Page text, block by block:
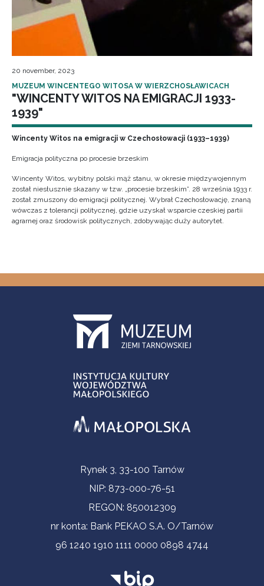
20 november, 2023
MUZEUM WINCENTEGO WITOSA W WIERZCHOSŁAWICACH
"WINCENTY WITOS NA EMIGRACJI 1933-
1939"
Wincenty Witos na emigracji w Czechosłowacji (1933–1939)
Emigracja polityczna po procesie brzeskim
Wincenty Witos, wybitny polski mąż stanu, w okresie międzywojennym
został niesłusznie skazany w tzw. „procesie brzeskim”. 28 września 1933 r.
został zmuszony do emigracji politycznej. Wybrał Czechosłowację, znaną
wówczas z tolerancji politycznej, gdzie uzyskał wsparcie czeskiej partii
agrarnej oraz środowisk politycznych, zdobywając duży autorytet.
Contact InformationRynek 3, 33-100 Tarnów
NIP: 873-000-76-51
REGON: 850012309
nr konta: Bank PEKAO S.A. O/Tarnów
96 1240 1910 1111 0000 0898 4744